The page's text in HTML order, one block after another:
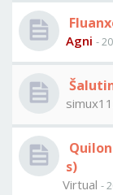
Agni -
s)
Virtual -